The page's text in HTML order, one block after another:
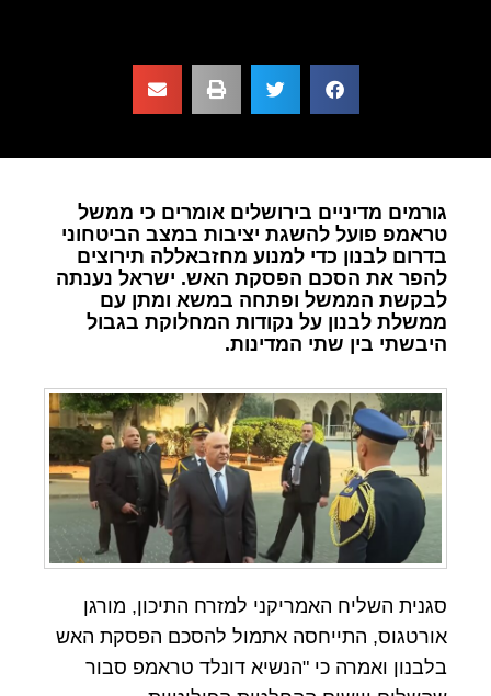
גורמים מדיניים בירושלים אומרים כי ממשל
טראמפ פועל להשגת יציבות במצב הביטחוני
בדרום לבנון כדי למנוע מחזבאללה תירוצים
להפר את הסכם הפסקת האש. ישראל נענתה
לבקשת הממשל ופתחה במשא ומתן עם
ממשלת לבנון על נקודות המחלוקת בגבול
היבשתי בין שתי המדינות.
סגנית השליח האמריקני למזרח התיכון, מורגן
אורטגוס, התייחסה אתמול להסכם הפסקת האש
בלבנון ואמרה כי "הנשיא דונלד טראמפ סבור